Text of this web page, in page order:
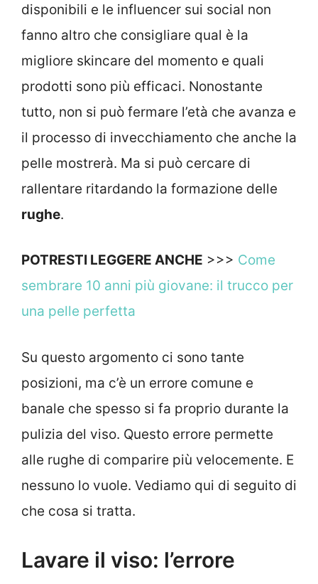
disponibili e le influencer sui social non
fanno altro che consigliare qual è la
migliore skincare del momento e quali
prodotti sono più efficaci. Nonostante
tutto, non si può fermare l’età che avanza e
il processo di invecchiamento che anche la
pelle mostrerà. Ma si può cercare di
rallentare ritardando la formazione delle
rughe.
POTRESTI LEGGERE ANCHE >>> Come
sembrare 10 anni più giovane: il trucco per
una pelle perfetta
Su questo argomento ci sono tante
posizioni, ma c’è un errore comune e
banale che spesso si fa proprio durante la
pulizia del viso. Questo errore permette
alle rughe di comparire più velocemente. E
nessuno lo vuole. Vediamo qui di seguito di
che cosa si tratta.
Lavare il viso: l’errore